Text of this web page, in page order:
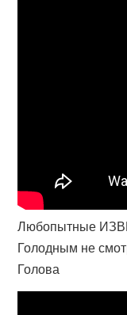
Любопытные
Голодным не
Голова